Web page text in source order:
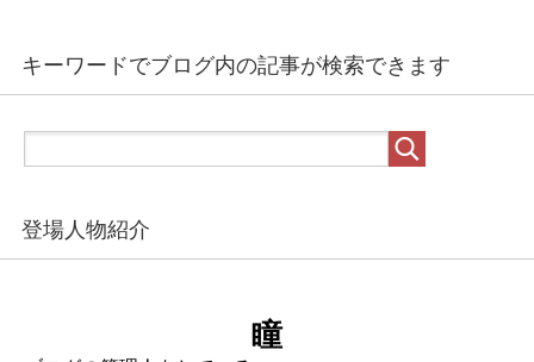
キーワードでブログ内の記事が検索できます
登場人物紹介
瞳